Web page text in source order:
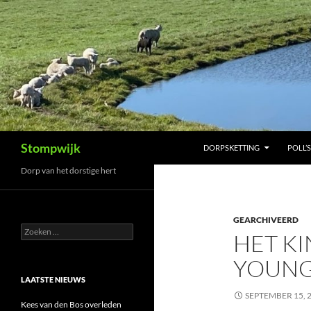
Ga
naar
de
inhoud
Stompwijk DORPSKETTING POLL’S
GEARCHIVEERD
HET
SEPTEMBER 15,
Dorp van het dorstige hert
Zoeken
naar:
LAATSTE NIEUWS
Kees van den Bos overleden